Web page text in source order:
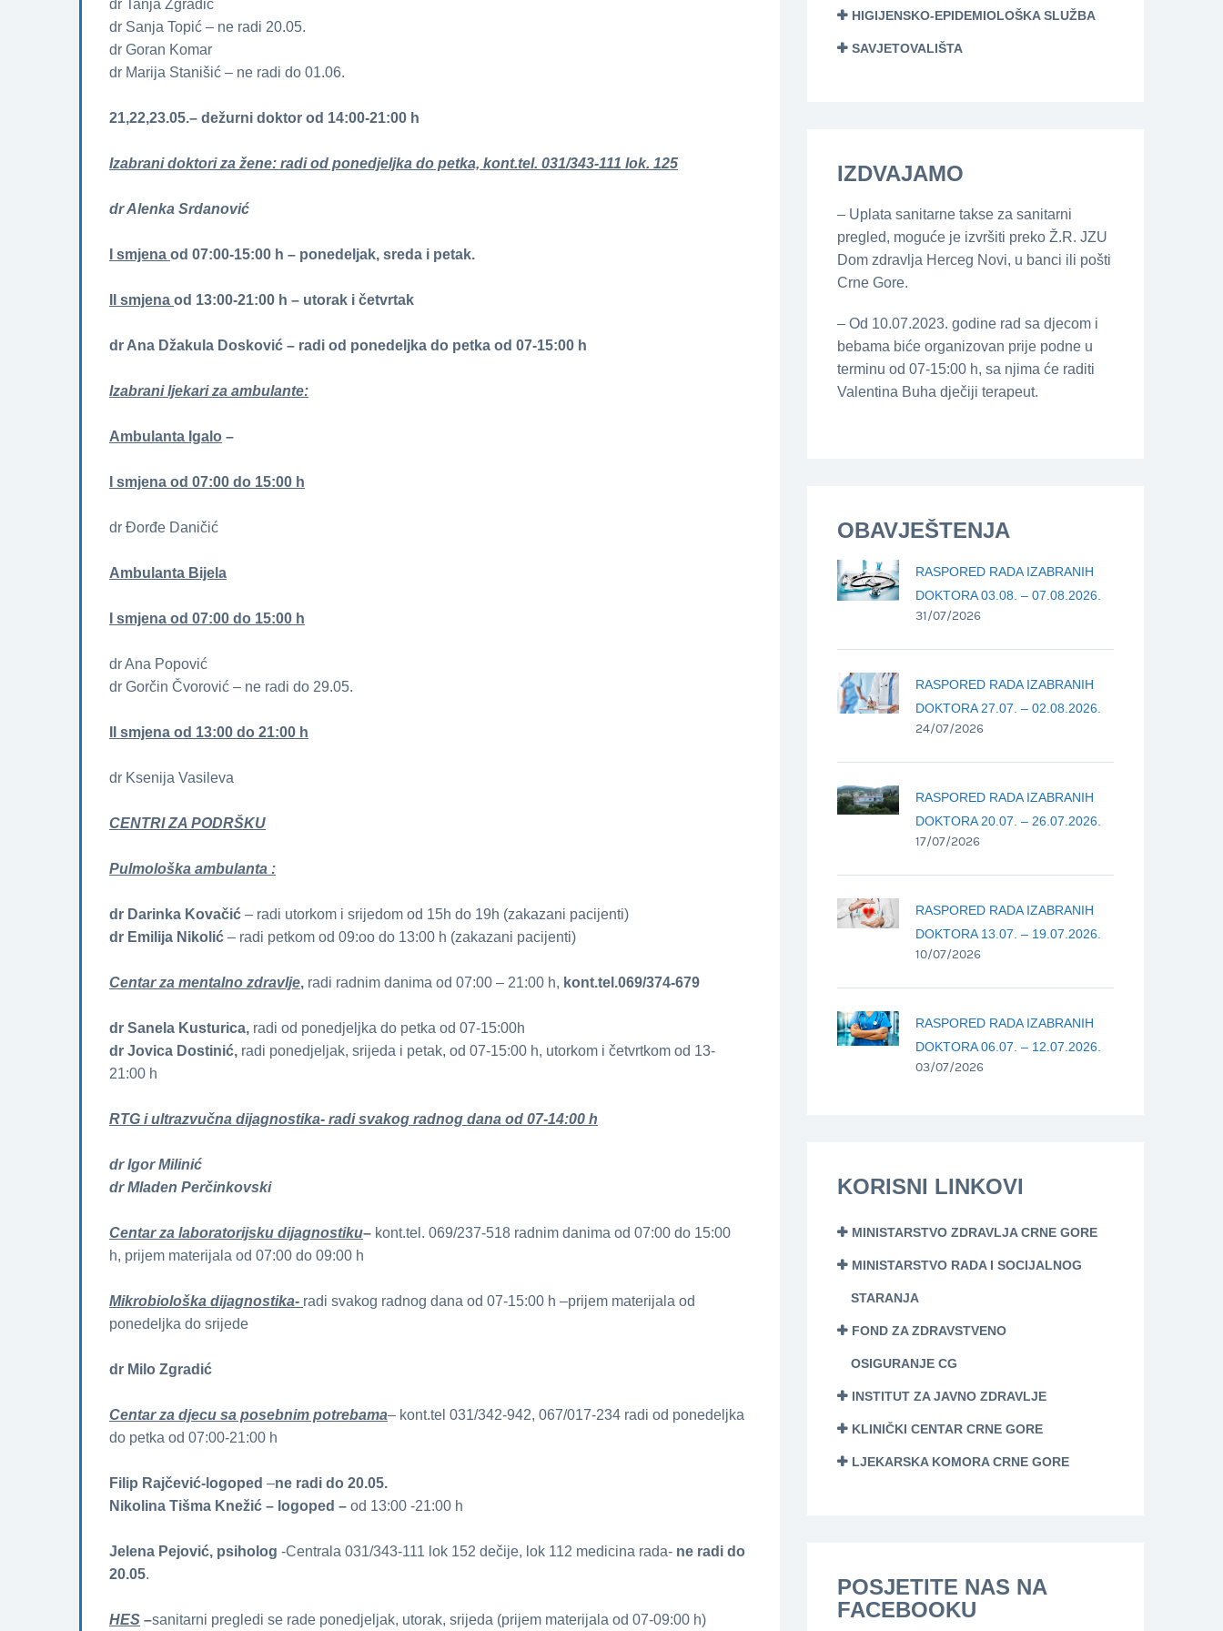
dr Tanja Zgradić
dr Sanja Topić – ne radi 20.05.
dr Goran Komar
dr Marija Stanišić – ne radi do 01.06.
21,22,23.05.– dežurni doktor od 14:00-21:00 h
Izabrani doktori za žene­­: radi od ponedjeljka do petka, kont.tel. 031/343-111 lok. 125
dr Alenka Srdanović
I smjena od 07:00-15:00 h – ponedeljak, sreda i petak.
II smjena od 13:00-21:00 h – utorak i četvrtak
dr Ana Džakula Dosković – radi od ponedeljka do petka od 07-15:00 h
Izabrani ljekari za ambulante:
Ambulanta Igalo –
I smjena od 07:00 do 15:00 h
dr Đorđe Daničić
Ambulanta Bijela
I smjena od 07:00 do 15:00 h
dr Ana Popović
dr Gorčin Čvorović – ne radi do 29.05.
II smjena od 13:00 do 21:00 h
dr Ksenija Vasileva
CENTRI ZA PODRŠKU
Pulmološka ambulanta :
dr Darinka Kovačić – radi utorkom i srijedom od 15h do 19h (zakazani pacijenti)
dr Emilija Nikolić – radi petkom od 09:oo do 13:00 h (zakazani pacijenti)
Centar za mentalno zdravlje, radi radnim danima od 07:00 – 21:00 h, kont.tel.069/374-679
dr Sanela Kusturica, radi od ponedjeljka do petka od 07-15:00h
dr Jovica Dostinić, radi ponedjeljak, srijeda i petak, od 07-15:00 h, utorkom i četvrtkom od 13-
21:00 h
RTG i ultrazvučna dijagnostika- radi svakog radnog dana od 07-14:00 h
dr Igor Milinić
dr Mladen Perčinkovski
Centar za laboratorijsku dijagnostiku– kont.tel. 069/237-518 radnim danima od 07:00 do 15:00
h, prijem materijala od 07:00 do 09:00 h
Mikrobiološka dijagnostika- radi svakog radnog dana od 07-15:00 h –prijem materijala od
ponedeljka do srijede
dr Milo Zgradić
Centar za djecu sa posebnim potrebama– kont.tel 031/342-942, 067/017-234 radi od ponedeljka
do petka od 07:00-21:00 h
Filip Rajčević-logoped –ne radi do 20.05.
Nikolina Tišma Knežić – logoped – od 13:00 -21:00 h
Jelena Pejović, psiholog -Centrala 031/343-111 lok 152 dečije, lok 112 medicina rada- ne radi do
20.05.
HES –sanitarni pregledi se rade ponedjeljak, utorak, srijeda (prijem materijala od 07-09:00 h)
HIGIJENSKO-EPIDEMIOLOŠKA SLUŽBA
SAVJETOVALIŠTA
IZDVAJAMO
– Uplata sanitarne takse za sanitarni
pregled, moguće je izvršiti preko Ž.R. JZU
Dom zdravlja Herceg Novi, u banci ili pošti
Crne Gore.
– Od 10.07.2023. godine rad sa djecom i
bebama biće organizovan prije podne u
terminu od 07-15:00 h, sa njima će raditi
Valentina Buha dječiji terapeut.
OBAVJEŠTENJA
RASPORED RADA IZABRANIH
DOKTORA 03.08. – 07.08.2026.
31/07/2026
RASPORED RADA IZABRANIH
DOKTORA 27.07. – 02.08.2026.
24/07/2026
RASPORED RADA IZABRANIH
DOKTORA 20.07. – 26.07.2026.
17/07/2026
RASPORED RADA IZABRANIH
DOKTORA 13.07. – 19.07.2026.
10/07/2026
RASPORED RADA IZABRANIH
DOKTORA 06.07. – 12.07.2026.
03/07/2026
KORISNI LINKOVI
MINISTARSTVO ZDRAVLJA CRNE GORE
MINISTARSTVO RADA I SOCIJALNOG
STARANJA
FOND ZA ZDRAVSTVENO
OSIGURANJE CG
INSTITUT ZA JAVNO ZDRAVLJE
KLINIČKI CENTAR CRNE GORE
LJEKARSKA KOMORA CRNE GORE
POSJETITE NAS NA
FACEBOOKU